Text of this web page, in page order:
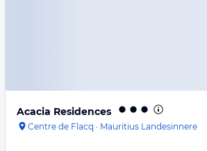
Acacia Residences
Centre de Flacq · Mauritius Landesinnere